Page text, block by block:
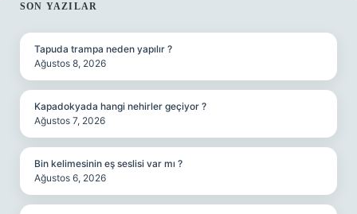
SIDEBAR
SON YAZILAR
Tapuda trampa neden yapılır ?
Ağustos 8, 2026
Kapadokyada hangi nehirler geçiyor ?
Ağustos 7, 2026
Bin kelimesinin eş seslisi var mı ?
Ağustos 6, 2026